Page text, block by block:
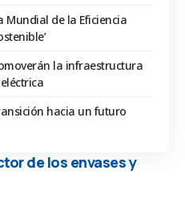
Mundial de la Eficiencia
la infraestructura
hacia un futuro
de los envases y